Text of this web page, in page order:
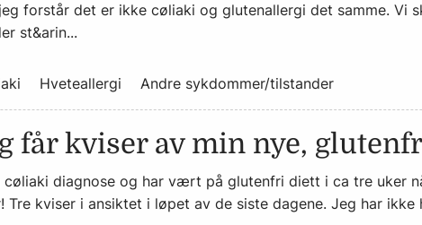
forstår det er ikke cøliaki og glutenallergi det samme. Vi
st&arin...
Hveteallergi Andre sykdommer/tilstander
får kviser av min nye,
diagnose og har vært på glutenfri diett i ca tre uker
Tre kviser i ansiktet i løpet av de siste dagene. Jeg har